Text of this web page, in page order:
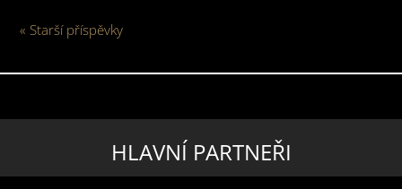
« Starší příspěvky
HLAVNÍ PARTNEŘI